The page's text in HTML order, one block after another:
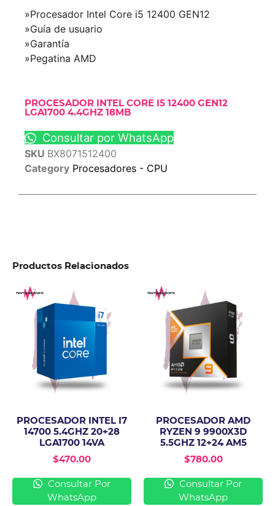
»Procesador Intel Core i5 12400 GEN12
»Guía de usuario
»Garantía
»Pegatina AMD
PROCESADOR INTEL CORE I5 12400 GEN12
LGA1700 4.4GHZ 18MB
Consultar por WhatsApp
SKU BX8071512400
Category Procesadores - CPU
Productos Relacionados
PROCESADOR INTEL I7
14700 5.4GHZ 20+28
LGA1700 14VA
$470.00
Consultar Por
WhatsApp
PROCESADOR AMD
RYZEN 9 9900X3D
5.5GHZ 12+24 AM5
$780.00
Consultar Por
WhatsApp